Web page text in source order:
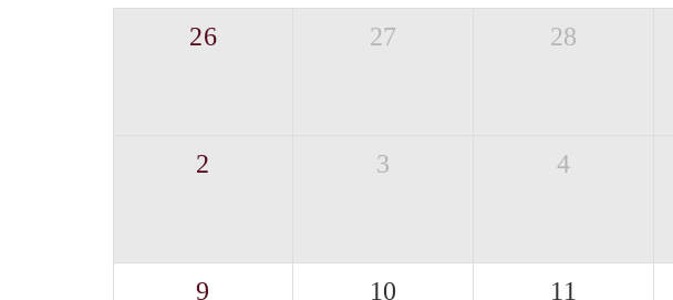
26 27 28
2 3 4
9 10 11